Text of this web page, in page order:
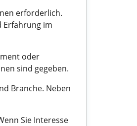
erforderlich.
Erfahrung im
oder
sind gegeben.
Branche. Neben
Sie Interesse